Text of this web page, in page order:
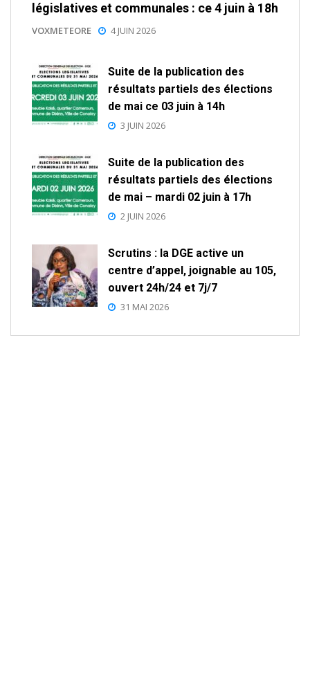
législatives et communales : ce 4 juin à 18h
VOXMETEORE 4 JUIN 2026
Suite de la publication des
résultats partiels des élections
de mai ce 03 juin à 14h
3 JUIN 2026
Suite de la publication des
résultats partiels des élections
de mai – mardi 02 juin à 17h
2 JUIN 2026
Scrutins : la DGE active un
centre d’appel, joignable au 105,
ouvert 24h/24 et 7j/7
31 MAI 2026